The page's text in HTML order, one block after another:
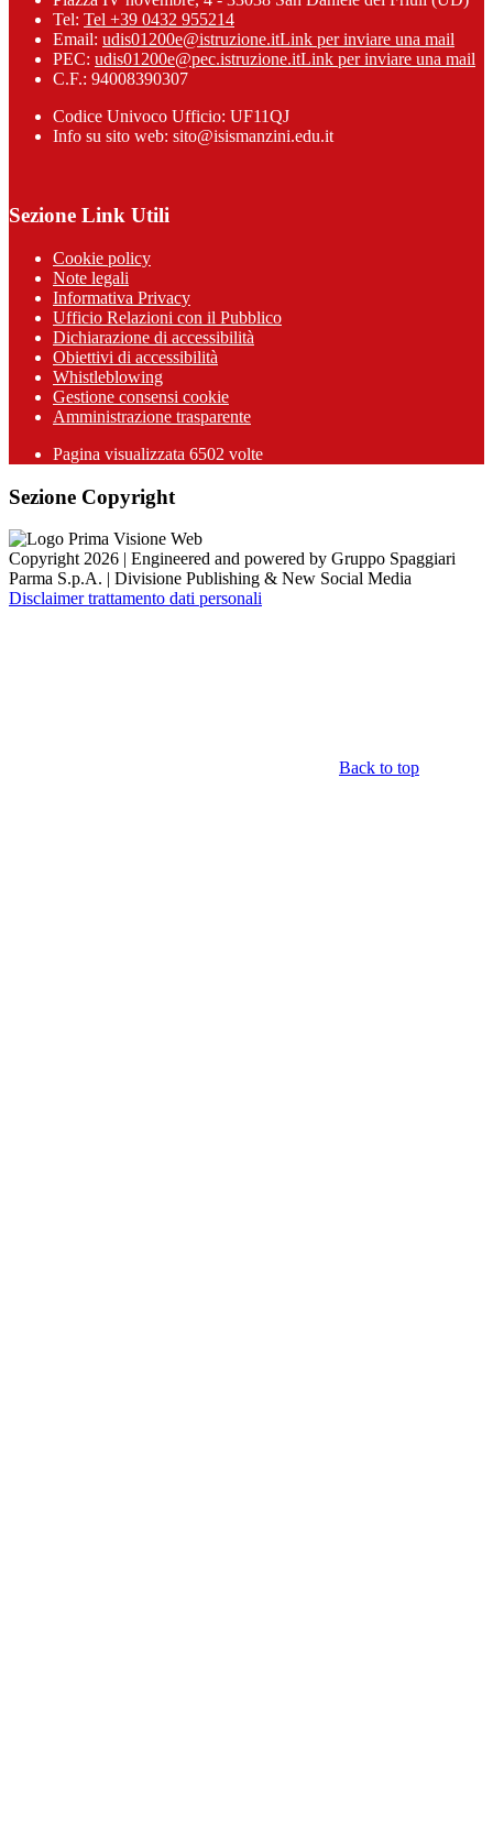
Tel: Tel +39 0432 955214
Email: udis01200e@istruzione.itLink per inviare una mail
PEC: udis01200e@pec.istruzione.itLink per inviare una mail
C.F.: 94008390307
Codice Univoco Ufficio: UF11QJ
Info su sito web: sito@isismanzini.edu.it
Sezione Link Utili
Cookie policy
Note legali
Informativa Privacy
Ufficio Relazioni con il Pubblico
Dichiarazione di accessibilità
Obiettivi di accessibilità
Whistleblowing
Gestione consensi cookie
Amministrazione trasparente
Pagina visualizzata 6502 volte
Sezione Copyright
Copyright 2026 | Engineered and powered by Gruppo Spaggiari
Parma S.p.A. | Divisione Publishing & New Social Media
Disclaimer trattamento dati personali
Back to top